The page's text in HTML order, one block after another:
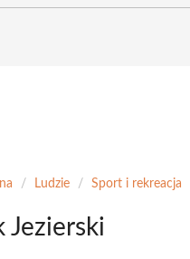
/ Ludzie / Sport i rekreacja
Jezierski